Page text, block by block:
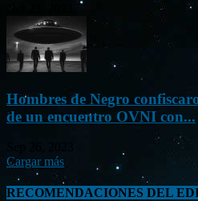
Hombres de Negro
de un encuentro OVNI con...
Cargar más
RECOMENDACIONES DEL